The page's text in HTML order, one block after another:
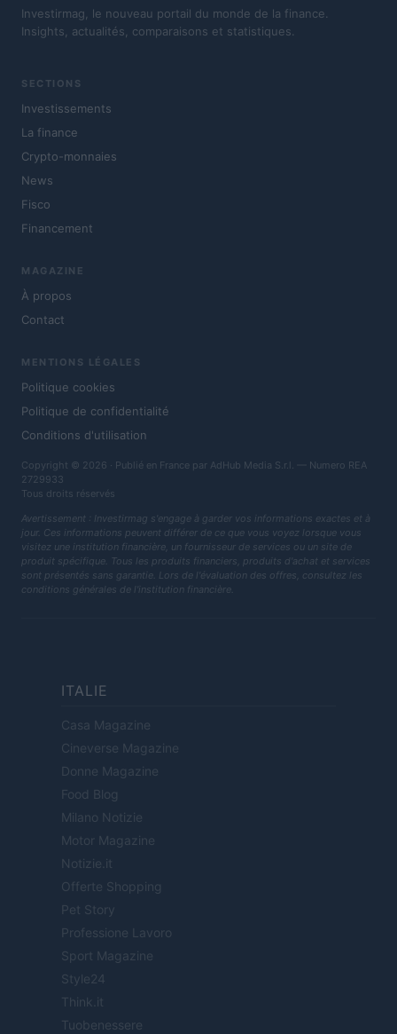
Investirmag, le nouveau portail du monde de la finance.
Insights, actualités, comparaisons et statistiques.
SECTIONS
Investissements
La finance
Crypto-monnaies
News
Fisco
Financement
MAGAZINE
À propos
Contact
MENTIONS LÉGALES
Politique cookies
Politique de confidentialité
Conditions d'utilisation
Copyright © 2026 · Publié en France par AdHub Media S.r.l. — Numero REA
2729933
Tous droits réservés
Avertissement : Investirmag s'engage à garder vos informations exactes et à
jour. Ces informations peuvent différer de ce que vous voyez lorsque vous
visitez une institution financière, un fournisseur de services ou un site de
produit spécifique. Tous les produits financiers, produits d'achat et services
sont présentés sans garantie. Lors de l'évaluation des offres, consultez les
conditions générales de l'institution financière.
ITALIE
Casa Magazine
Cineverse Magazine
Donne Magazine
Food Blog
Milano Notizie
Motor Magazine
Notizie.it
Offerte Shopping
Pet Story
Professione Lavoro
Sport Magazine
Style24
Think.it
Tuobenessere